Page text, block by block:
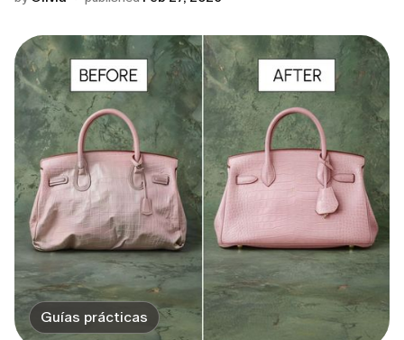
Guías prácticas